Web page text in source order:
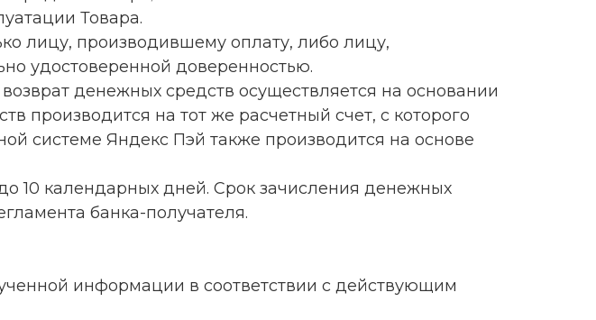
Товара.
лицу, производившему оплату, либо лицу,
удостоверенной доверенностью.
денежных средств осуществляется на основании
производится на тот же расчетный счет, с которого
системе Яндекс Пэй также производится на основе
10 календарных дней. Срок зачисления денежных
банка-получателя.
информации в соответствии с действующим